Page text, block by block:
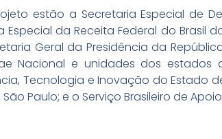
estão a Secretaria Especial de
da Receita Federal do Brasil
Geral da Presidência da
Nacional e unidades dos
Tecnologia e Inovação do Estado
Paulo; e o Serviço Brasileiro de